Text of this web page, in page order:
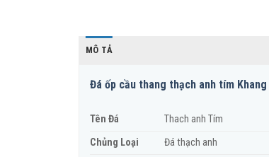
MÔ TẢ
Đá ốp cầu thang thạch anh tím
Tên Đá
Thach anh Tím
Chủng Loại
Đá thạch anh